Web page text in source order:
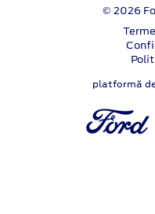
© 2026
platformă